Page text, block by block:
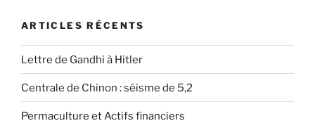
ARTICLES RÉCENTS
Lettre de Gandhi à Hitler
Centrale de Chinon : séisme de 5,2
Permaculture et Actifs financiers